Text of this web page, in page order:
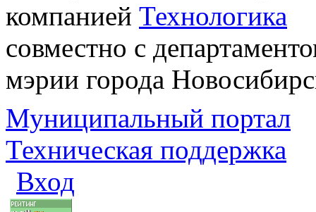
компанией Технологика
совместно с
мэрии города
Муниципальный портал
Техническая поддержка
Вход